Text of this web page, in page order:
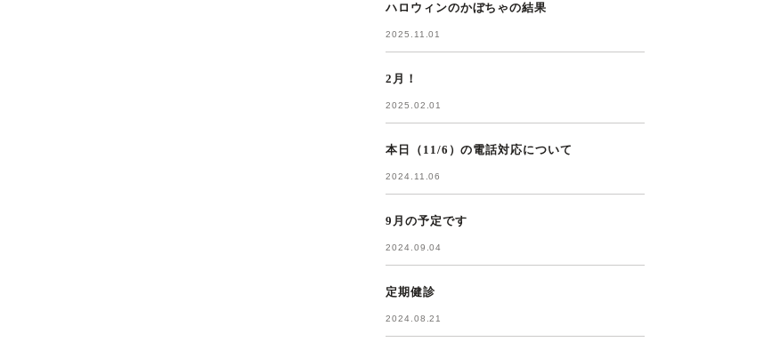
ハロウィンのかぼちゃの結果
2025.11.01
2月！
2025.02.01
本日（11/6）の電話対応について
2024.11.06
9月の予定です
2024.09.04
定期健診
2024.08.21